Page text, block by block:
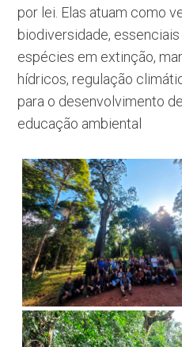
por lei. Elas atuam como
biodiversidade,
espécies em extinção,
hídricos, regulação
para o desenvolvimento
educação ambiental